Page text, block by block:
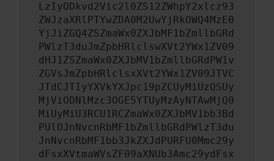
LzIyODkvd2Vic2l0ZS12ZWhpY2xlcz93
ZWJzaXRlPTYwZDA0M2UwYjRkOWQ4MzE0
YjJiZGQ4ZSZmaWx0ZXJbMF1bZmllbGRd
PWlzT3duJmZpbHRlclswXVt2YWx1ZV09
dHJ1ZSZmaWx0ZXJbMV1bZmllbGRdPW1v
ZGVsJmZpbHRlclsxXVt2YWx1ZV09JTVC
JTdCJTIyYXVkYXJpc19pZCUyMiUzQSUy
MjViODNlMzc3OGE5YTUyMzAyNTAwMjQ0
MiUyMiU3RCU1RCZmaWx0ZXJbMV1bb3Bd
PUlOJnNvcnRbMF1bZmllbGRdPWlzT3du
JnNvcnRbMF1bb3JkZXJdPURFU0Mmc29y
dFsxXVtmaWVsZF09aXNUb3Amc29ydFsx